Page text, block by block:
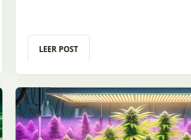
con productos y consejos especializados.
LEER POST